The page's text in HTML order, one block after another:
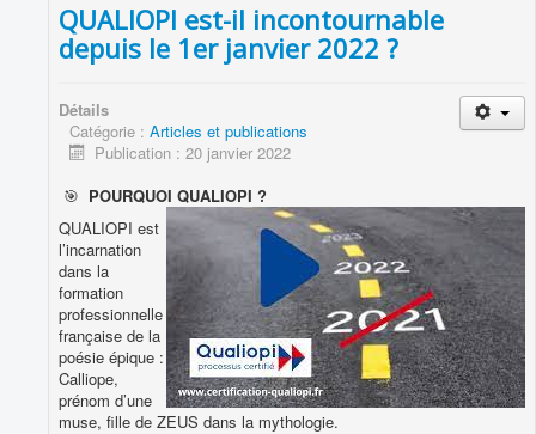
QUALIOPI est-il incontournable
depuis le 1er janvier 2022 ?
Détails
Catégorie : Articles et publications
Publication : 20 janvier 2022
🎯 POURQUOI QUALIOPI ?
QUALIOPI est
l’incarnation
dans la
formation
professionnelle
française de la
poésie épique :
Calliope,
prénom d’une
muse, fille de ZEUS dans la mythologie.